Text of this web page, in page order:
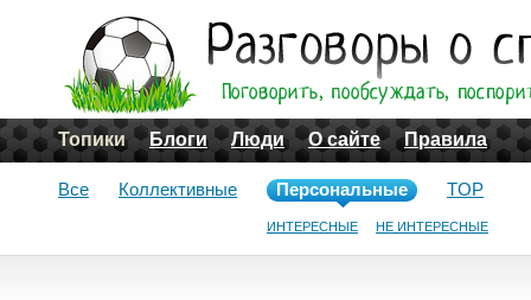
Топики Блоги Люди О сайте Правила
Все Коллективные Персональные
ИНТЕРЕСНЫЕ НЕ ИНТЕРЕСНЫЕ
TOP